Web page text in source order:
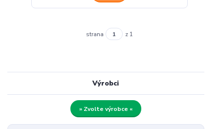
strana z 1
Výrobci
» Zvolte výrobce «